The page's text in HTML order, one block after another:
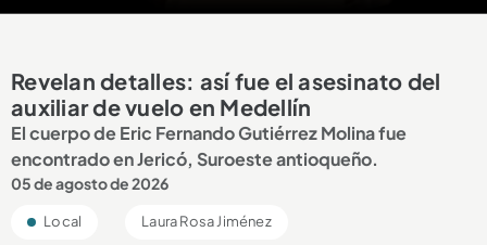
Revelan detalles: así fue el asesinato del
auxiliar de vuelo en Medellín
El cuerpo de Eric Fernando Gutiérrez Molina fue
encontrado en Jericó, Suroeste antioqueño.
05 de agosto de 2026
Local Laura Rosa Jiménez